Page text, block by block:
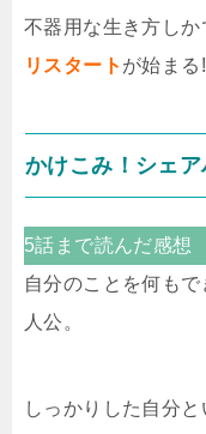
不器用な生き方しか
リスタート が始まる!
かけこみ！シェ
5話まで読んだ感想
自分のことを何も
人公。
しっかりした自分